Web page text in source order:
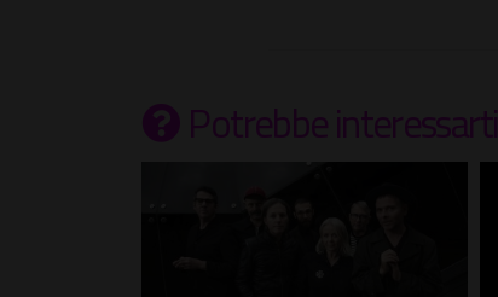
Potrebbe interessarti